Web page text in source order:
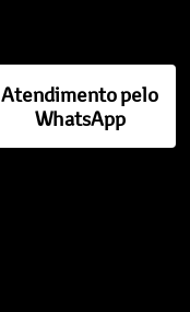
Atendimento pelo
WhatsApp